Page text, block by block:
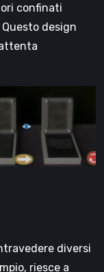
confinati
design
diversi
riesce a